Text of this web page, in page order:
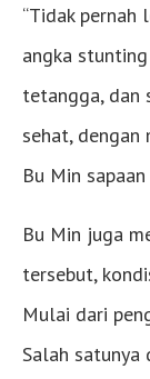
“Tidak pernah
angka
tetangga, dan
sehat, dengan
Bu Min
Bu Min juga
tersebut,
Mulai dari
Salah satunya